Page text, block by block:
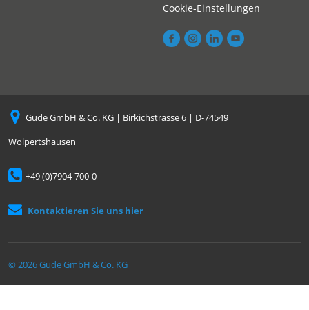
Cookie-Einstellungen
Güde GmbH & Co. KG | Birkichstrasse 6 | D-74549
Wolpertshausen
+49 (0)7904-700-0
Kontaktieren Sie uns hier
© 2026 Güde GmbH & Co. KG